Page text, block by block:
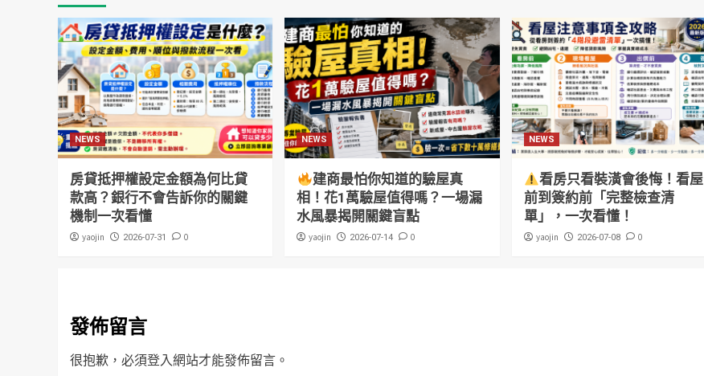
NEWS
房貸抵押權設定金額為何比貸
款高？銀行不會告訴你的關鍵
機制一次看懂
yaojin 2026-07-31 0
NEWS
建商最怕你知道的驗屋真
相！花1萬驗屋值得嗎？一場漏
水風暴揭開關鍵盲點
yaojin 2026-07-14 0
NEWS
看房只看裝潢會後悔！看屋
前到簽約前「完整檢查清
單」，一次看懂！
yaojin 2026-07-08 0
發佈留言
很抱歉，必須登入網站才能發佈留言。